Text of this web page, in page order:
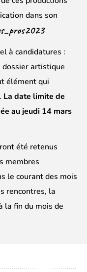
dans son
à candidatures :
artistique
élément qui
La date limite de
au jeudi 14 mars
été retenus
membres
le courant des mois
rencontres, la
la fin du mois de